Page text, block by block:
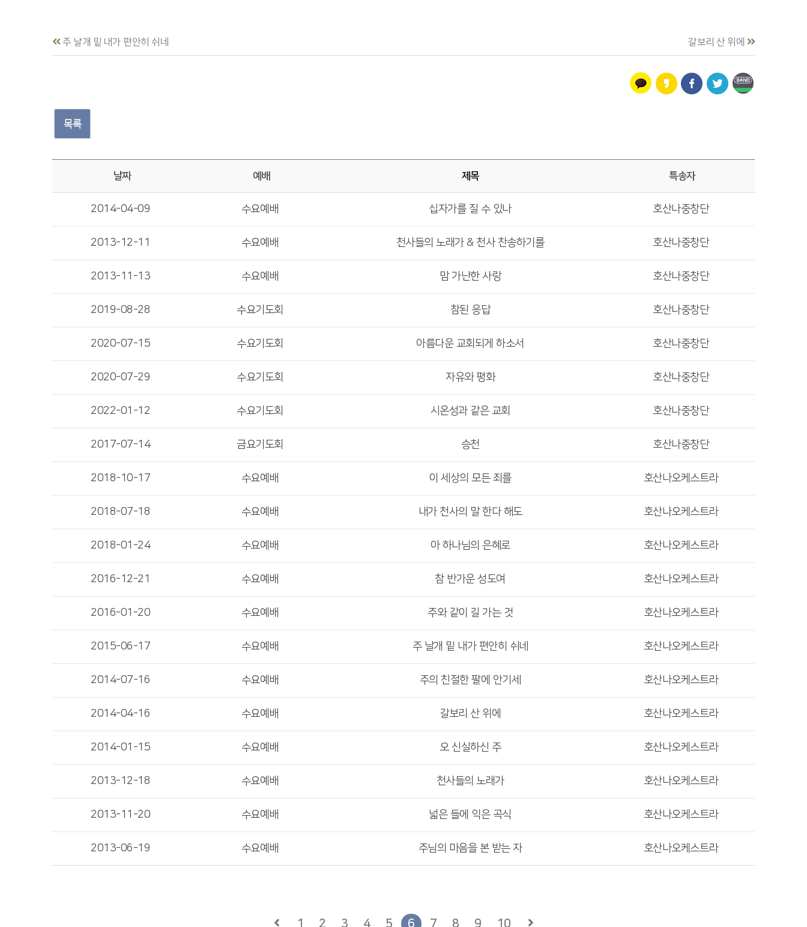
주 날개 밑 내가 편안히 쉬네 갈보리 산 위에
목록
날짜 예배 제목 특송자
2014-04-09 수요예배 십자가를 질 수 있나 호산나중창단
2013-12-11 수요예배 천사들의 노래가 & 천사 찬송하기를 호산나중창단
2013-11-13 수요예배 맘 가난한 사랑 호산나중창단
2019-08-28 수요기도회 참된 응답 호산나중창단
2020-07-15 수요기도회 아름다운 교회되게 하소서 호산나중창단
2020-07-29 수요기도회 자유와 평화 호산나중창단
2022-01-12 수요기도회 시온성과 같은 교회 호산나중창단
2017-07-14 금요기도회 승천 호산나중창단
2018-10-17 수요예배 이 세상의 모든 죄를 호산나오케스트라
2018-07-18 수요예배 내가 천사의 말 한다 해도 호산나오케스트라
2018-01-24 수요예배 아 하나님의 은혜로 호산나오케스트라
2016-12-21 수요예배 참 반가운 성도여 호산나오케스트라
2016-01-20 수요예배 주와 같이 길 가는 것 호산나오케스트라
2015-06-17 수요예배 주 날개 밑 내가 편안히 쉬네 호산나오케스트라
2014-07-16 수요예배 주의 친절한 팔에 안기세 호산나오케스트라
2014-04-16 수요예배 갈보리 산 위에 호산나오케스트라
2014-01-15 수요예배 오 신실하신 주 호산나오케스트라
2013-12-18 수요예배 천사들의 노래가 호산나오케스트라
2013-11-20 수요예배 넓은 들에 익은 곡식 호산나오케스트라
2013-06-19 수요예배 주님의 마음을 본 받는 자 호산나오케스트라
1 2 3 4 5 6 7 8 9 10